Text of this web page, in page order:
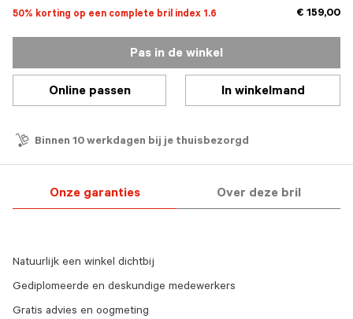
50% korting op een complete bril index 1.6 € 159,00
Pas in de winkel
Online passen In winkelmand
Binnen 10 werkdagen bij je thuisbezorgd
Onze garanties Over deze bril
Natuurlijk een winkel dichtbij
Gediplomeerde en deskundige medewerkers
Gratis advies en oogmeting